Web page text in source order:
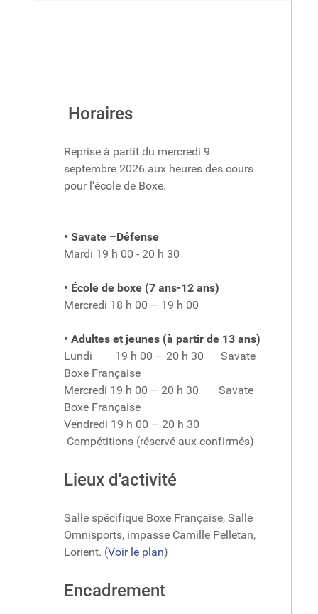
Horaires
Reprise à partit du mercredi 9
septembre 2026 aux heures des cours
pour l’école de Boxe.
• Savate –Défense
Mardi 19 h 00 - 20 h 30
• École de boxe (7 ans-12 ans)
Mercredi 18 h 00 – 19 h 00
• Adultes et jeunes (à partir de 13 ans)
Lundi 19 h 00 – 20 h 30 Savate
Boxe Française
Mercredi 19 h 00 – 20 h 30 Savate
Boxe Française
Vendredi 19 h 00 – 20 h 30
Compétitions (réservé aux confirmés)
Lieux d'activité
Salle spécifique Boxe Française, Salle
Omnisports, impasse Camille Pelletan,
Lorient. (Voir le plan)
Encadrement